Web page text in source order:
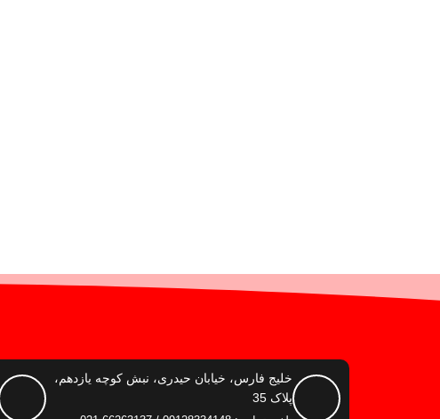
خلیج فارس، خیابان حیدری، نبش کوچه یازدهم،
پلاک 35